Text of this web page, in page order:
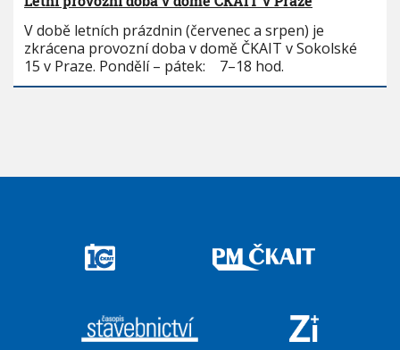
V době letních prázdnin (červenec a srpen) je
zkrácena provozní doba v domě ČKAIT v Sokolské
15 v Praze. Pondělí – pátek: 7–18 hod.